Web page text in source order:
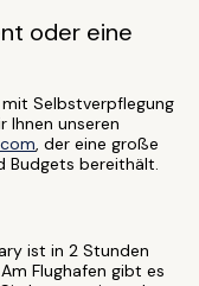
oder eine
Selbstverpflegung
Ihnen unseren
, der eine große
Budgets bereithält.
ist in 2 Stunden
Flughafen gibt es